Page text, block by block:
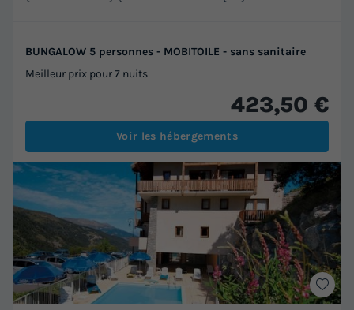
BUNGALOW 5 personnes - MOBITOILE - sans sanitaire
Meilleur prix pour 7 nuits
423,50 €
Voir les hébergements